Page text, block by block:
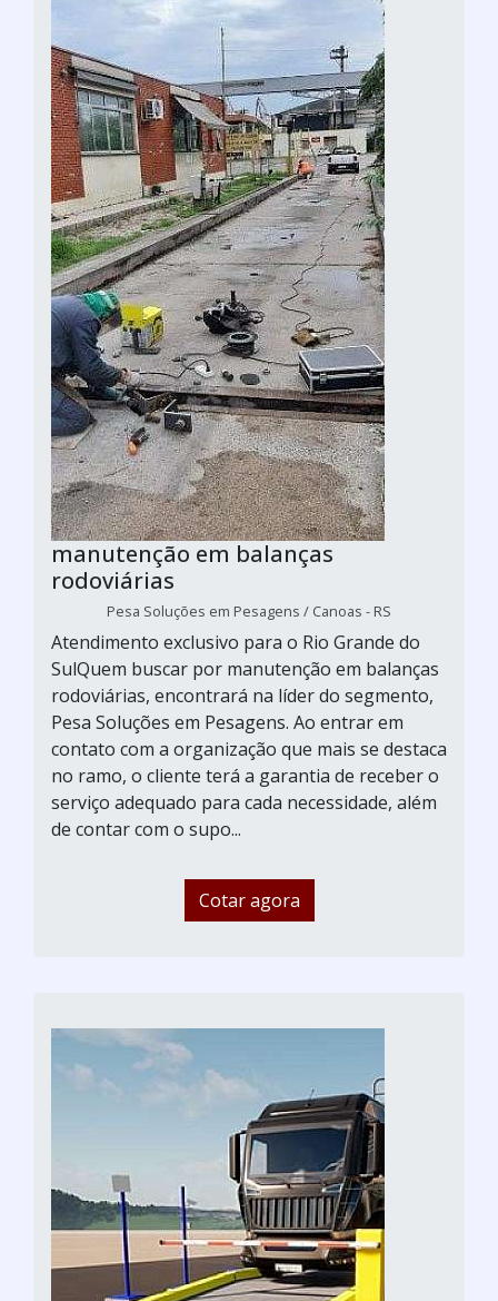
manutenção em balanças
rodoviárias
Pesa Soluções em Pesagens / Canoas - RS
Atendimento exclusivo para o Rio Grande do
SulQuem buscar por manutenção em balanças
rodoviárias, encontrará na líder do segmento,
Pesa Soluções em Pesagens. Ao entrar em
contato com a organização que mais se destaca
no ramo, o cliente terá a garantia de receber o
serviço adequado para cada necessidade, além
de contar com o supo...
Cotar agora